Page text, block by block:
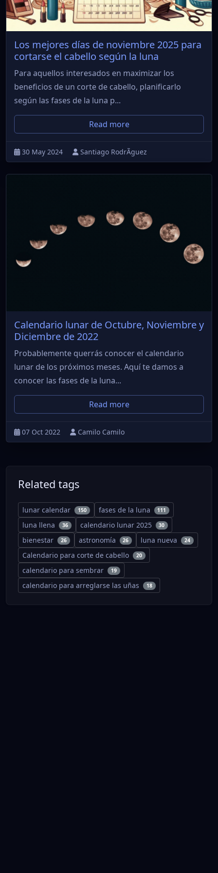
Los mejores días de noviembre 2025 para
cortarse el cabello según la luna
Para aquellos interesados en maximizar los
beneficios de un corte de cabello, planificarlo
según las fases de la luna p...
Read more
30 May 2024 Santiago RodrÃ­guez
Calendario lunar de Octubre, Noviembre y
Diciembre de 2022
Probablemente querrás conocer el calendario
lunar de los próximos meses. Aquí te damos a
conocer las fases de la luna...
Read more
07 Oct 2022 Camilo Camilo
Related tags
lunar calendar 150 fases de la luna 111
luna llena 36 calendario lunar 2025 30
bienestar 26 astronomía 26 luna nueva 24
Calendario para corte de cabello 20
calendario para sembrar 19
calendario para arreglarse las uñas 18